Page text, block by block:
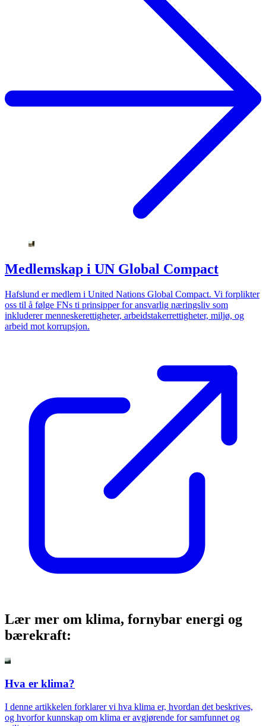
Medlemskap i UN Global Compact
Hafslund er medlem i United Nations Global Compact. Vi forplikter
oss til å følge FNs ti prinsipper for ansvarlig næringsliv som
inkluderer menneskerettigheter, arbeidstakerrettigheter, miljø, og
arbeid mot korrupsjon.
Lær mer om klima, fornybar energi og
bærekraft:
Hva er klima?
I denne artikkelen forklarer vi hva klima er, hvordan det beskrives,
og hvorfor kunnskap om klima er avgjørende for samfunnet og